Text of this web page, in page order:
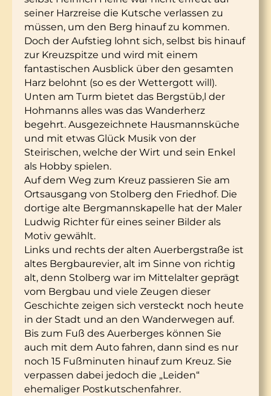
seiner Harzreise die Kutsche verlassen zu
müssen, um den Berg hinauf zu kommen.
Doch der Aufstieg lohnt sich, selbst bis hinauf
zur Kreuzspitze und wird mit einem
fantastischen Ausblick über den gesamten
Harz belohnt (so es der Wettergott will).
Unten am Turm bietet das Bergstüb,l der
Hohmanns alles was das Wanderherz
begehrt. Ausgezeichnete Hausmannsküche
und mit etwas Glück Musik von der
Steirischen, welche der Wirt und sein Enkel
als Hobby spielen.
Auf dem Weg zum Kreuz passieren Sie am
Ortsausgang von Stolberg den Friedhof. Die
dortige alte Bergmannskapelle hat der Maler
Ludwig Richter für eines seiner Bilder als
Motiv gewählt.
Links und rechts der alten Auerbergstraße ist
altes Bergbaurevier, alt im Sinne von richtig
alt, denn Stolberg war im Mittelalter geprägt
vom Bergbau und viele Zeugen dieser
Geschichte zeigen sich versteckt noch heute
in der Stadt und an den Wanderwegen auf.
Bis zum Fuß des Auerberges können Sie
auch mit dem Auto fahren, dann sind es nur
noch 15 Fußminuten hinauf zum Kreuz. Sie
verpassen dabei jedoch die „Leiden“
ehemaliger Postkutschenfahrer.